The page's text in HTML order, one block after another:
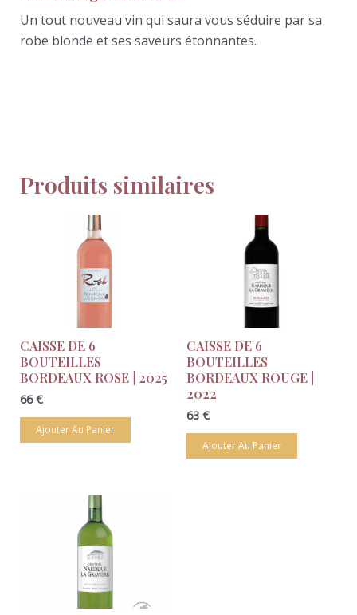
Un tout nouveau vin qui saura vous séduire par sa
robe blonde et ses saveurs étonnantes.
Produits similaires
CAISSE DE 6
BOUTEILLES
BORDEAUX ROSE | 2025
66€
Ajouter Au Panier
CAISSE DE 6
BOUTEILLES
BORDEAUX ROUGE |
2022
63 €
Ajouter Au Panier